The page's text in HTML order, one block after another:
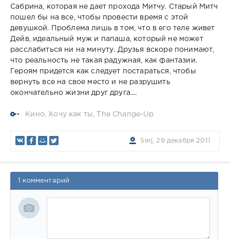
Сабрина, которая не дает прохода Митчу. Старый Митч
пошел бы на все, чтобы провести время с этой
девушкой. Проблема лишь в том, что в его теле живет
Дейв, идеальный муж и папаша, который не может
расслабиться ни на минуту. Друзья вскоре понимают,
что реальность не такая радужная, как фантазии.
Героям придется как следует постараться, чтобы
вернуть все на свое место и не разрушить
окончательно жизни друг друга....
Кино Хочу как ты The Change-Up
Serj, 29 декабря 2011
1 комментарий